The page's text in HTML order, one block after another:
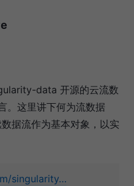
data 开源的云流数
。这里讲下何为流数据
据流作为基本对象，以实
singularity…